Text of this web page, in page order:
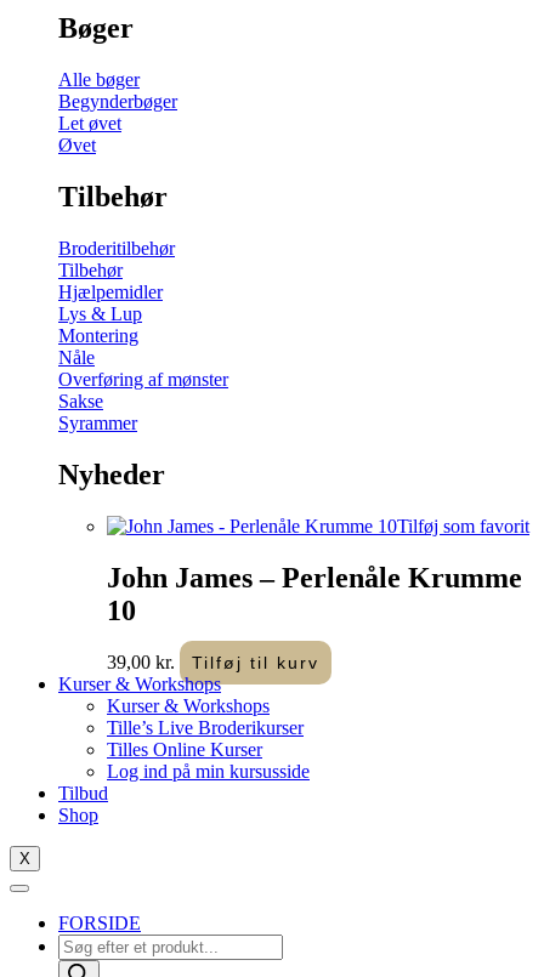
Bøger
Alle bøger
Begynderbøger
Let øvet
Øvet
Tilbehør
Broderitilbehør
Tilbehør
Hjælpemidler
Lys & Lup
Montering
Nåle
Overføring af mønster
Sakse
Syrammer
Nyheder
Tilføj som favorit
John James – Perlenåle Krumme
10
39,00 kr. Tilføj til kurv
Kurser & Workshops
Kurser & Workshops
Tille’s Live Broderikurser
Tilles Online Kurser
Log ind på min kursusside
Tilbud
Shop
X
FORSIDE
Products
search